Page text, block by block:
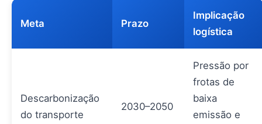
Meta Prazo
Implicação
logística
Descarbonização
do transporte
2030–2050
Pressão por
frotas de
baixa
emissão e